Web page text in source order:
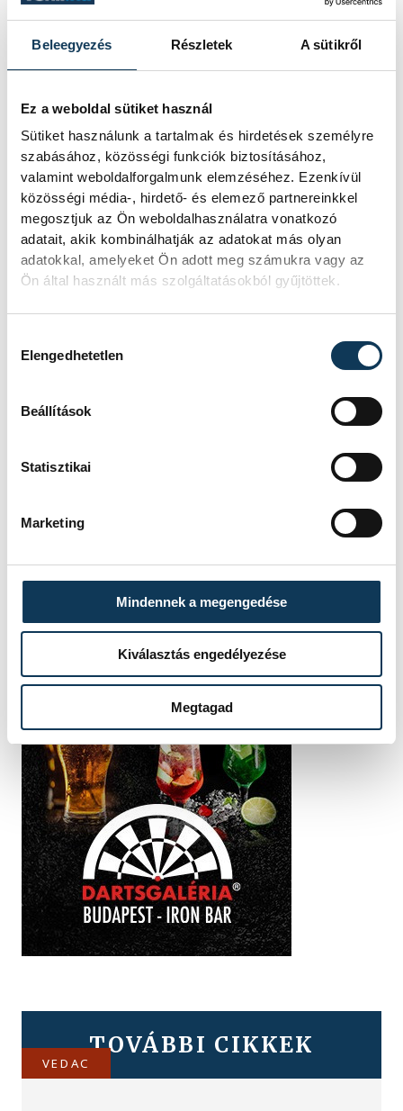
Beleegyezés Részletek A sütikről
Ez a weboldal sütiket használ
Sütiket használunk a tartalmak és hirdetések személyre
szabásához, közösségi funkciók biztosításához,
valamint weboldalforgalmunk elemzéséhez. Ezenkívül
közösségi média-, hirdető- és elemező partnereinkkel
megosztjuk az Ön weboldalhasználatra vonatkozó
adatait, akik kombinálhatják az adatokat más olyan
adatokkal, amelyeket Ön adott meg számukra vagy az
Ön által használt más szolgáltatásokból gyűjtöttek.
Elengedhetetlen
Beállítások
Statisztikai
Marketing
Mindennek a megengedése
Kiválasztás engedélyezése
Megtagad
világverseny kvalifikációkat is.
sport VEDAC futás
SZERZŐ
vehir.hu
TOVÁBBI CIKKEK
VEDAC